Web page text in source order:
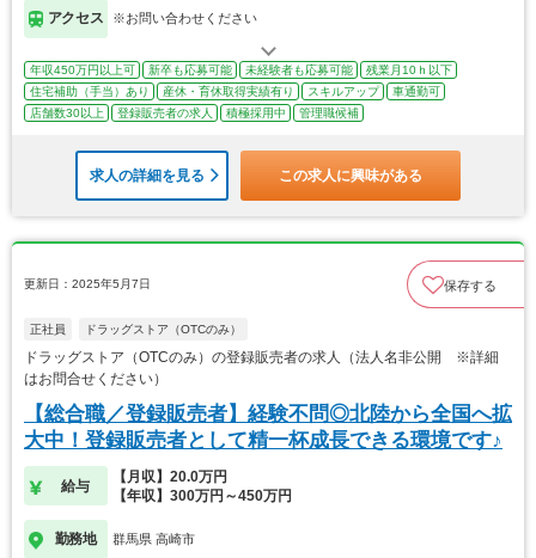
アクセス ※お問い合わせください
年収450万円以上可 新卒も応募可能 未経験者も応募可能
残業月10ｈ以下
住宅補助（手当）あり
産休・育休取得実績有り スキルアップ
車通勤可
店舗数30以上
登録販売者の求人 積極採用中 管理職候補
求人の詳細を見る この求人に興味がある
更新日：2025年5月7日 保存する
正社員 ドラッグストア（OTCのみ）
ドラッグストア（OTCのみ）の登録販売者の求人（法人名非公開 ※詳細
はお問合せください）
【総合職／登録販売者】経験不問◎北陸から全国へ拡
大中！登録販売者として精一杯成長できる環境です♪
給与
【月収】20.0万円
【年収】300万円～450万円
勤務地 群馬県 高崎市